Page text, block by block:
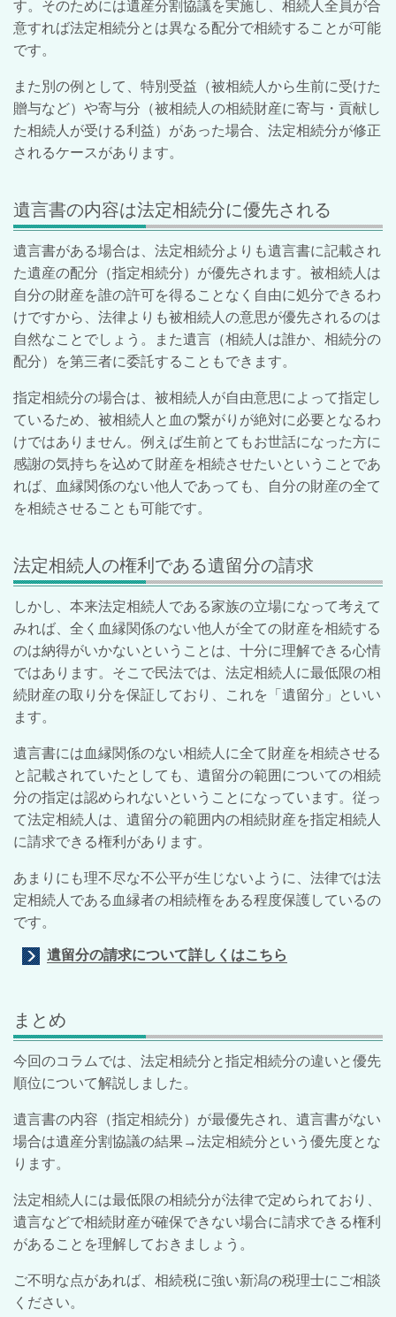
す。そのためには遺産分割協議を実施し、相続人全員が合
意すれば法定相続分とは異なる配分で相続することが可能
です。
また別の例として、特別受益（被相続人から生前に受けた
贈与など）や寄与分（被相続人の相続財産に寄与・貢献し
た相続人が受ける利益）があった場合、法定相続分が修正
されるケースがあります。
遺言書の内容は法定相続分に優先される
遺言書がある場合は、法定相続分よりも遺言書に記載され
た遺産の配分（指定相続分）が優先されます。被相続人は
自分の財産を誰の許可を得ることなく自由に処分できるわ
けですから、法律よりも被相続人の意思が優先されるのは
自然なことでしょう。また遺言（相続人は誰か、相続分の
配分）を第三者に委託することもできます。
指定相続分の場合は、被相続人が自由意思によって指定し
ているため、被相続人と血の繋がりが絶対に必要となるわ
けではありません。例えば生前とてもお世話になった方に
感謝の気持ちを込めて財産を相続させたいということであ
れば、血縁関係のない他人であっても、自分の財産の全て
を相続させることも可能です。
法定相続人の権利である遺留分の請求
しかし、本来法定相続人である家族の立場になって考えて
みれば、全く血縁関係のない他人が全ての財産を相続する
のは納得がいかないということは、十分に理解できる心情
ではあります。そこで民法では、法定相続人に最低限の相
続財産の取り分を保証しており、これを「遺留分」といい
ます。
遺言書には血縁関係のない相続人に全て財産を相続させる
と記載されていたとしても、遺留分の範囲についての相続
分の指定は認められないということになっています。従っ
て法定相続人は、遺留分の範囲内の相続財産を指定相続人
に請求できる権利があります。
あまりにも理不尽な不公平が生じないように、法律では法
定相続人である血縁者の相続権をある程度保護しているの
です。
遺留分の請求について詳しくはこちら
まとめ
今回のコラムでは、法定相続分と指定相続分の違いと優先
順位について解説しました。
遺言書の内容（指定相続分）が最優先され、遺言書がない
場合は遺産分割協議の結果→法定相続分という優先度とな
ります。
法定相続人には最低限の相続分が法律で定められており、
遺言などで相続財産が確保できない場合に請求できる権利
があることを理解しておきましょう。
ご不明な点があれば、相続税に強い新潟の税理士にご相談
ください。